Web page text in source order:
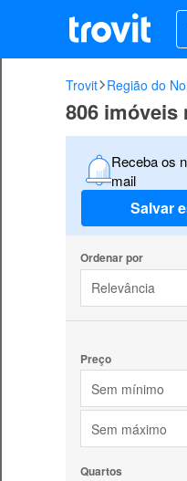
Trovit Região do
806 imóveis
Receba os
mail
Salvar
Ordenar por
Relevância
Preço
Sem mínimo
Sem máximo
Quartos